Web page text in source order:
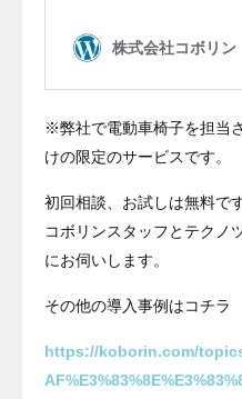
※弊社で電動車椅子を担当
けの限定のサービスです。
初回相談、お試しは無料です
コボリンスタッフとテクノ
にお伺いします。
その他の導入事例はコチラ
https://koborin.com/